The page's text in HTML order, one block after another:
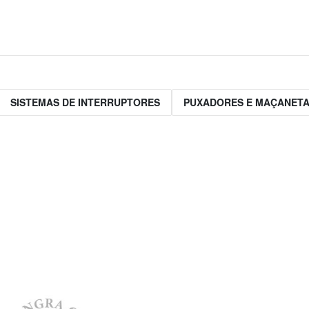
SISTEMAS DE INTERRUPTORES PUXADORES E